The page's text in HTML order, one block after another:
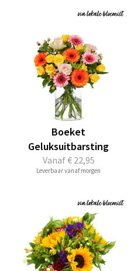
Vanaf€ 22,95
Boeket
Geluksuitbarsting
Leverbaar vanaf morgen